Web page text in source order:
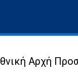
Αρχή